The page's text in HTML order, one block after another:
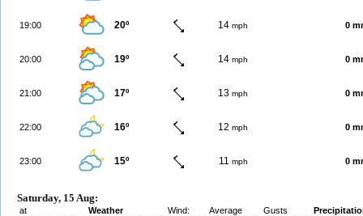
19:00 20º 14 mph 0
20:00 19º 14 mph 0
21:00 17º 13 mph 0
22:00 16º 12 mph 0
23:00 15º 11 mph 0
Saturday, 15 Aug:
at Weather Wind: Average Gusts